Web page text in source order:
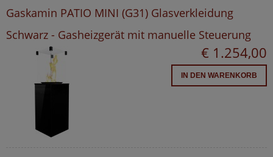
Gaskamin PATIO MINI (G31) Glasverkleidung
Schwarz - Gasheizgerät mit manuelle Steuerung
€ 1.254,00
IN DEN WARENKORB